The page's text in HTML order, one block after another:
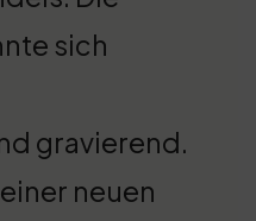
sich
gravierend.
neuen